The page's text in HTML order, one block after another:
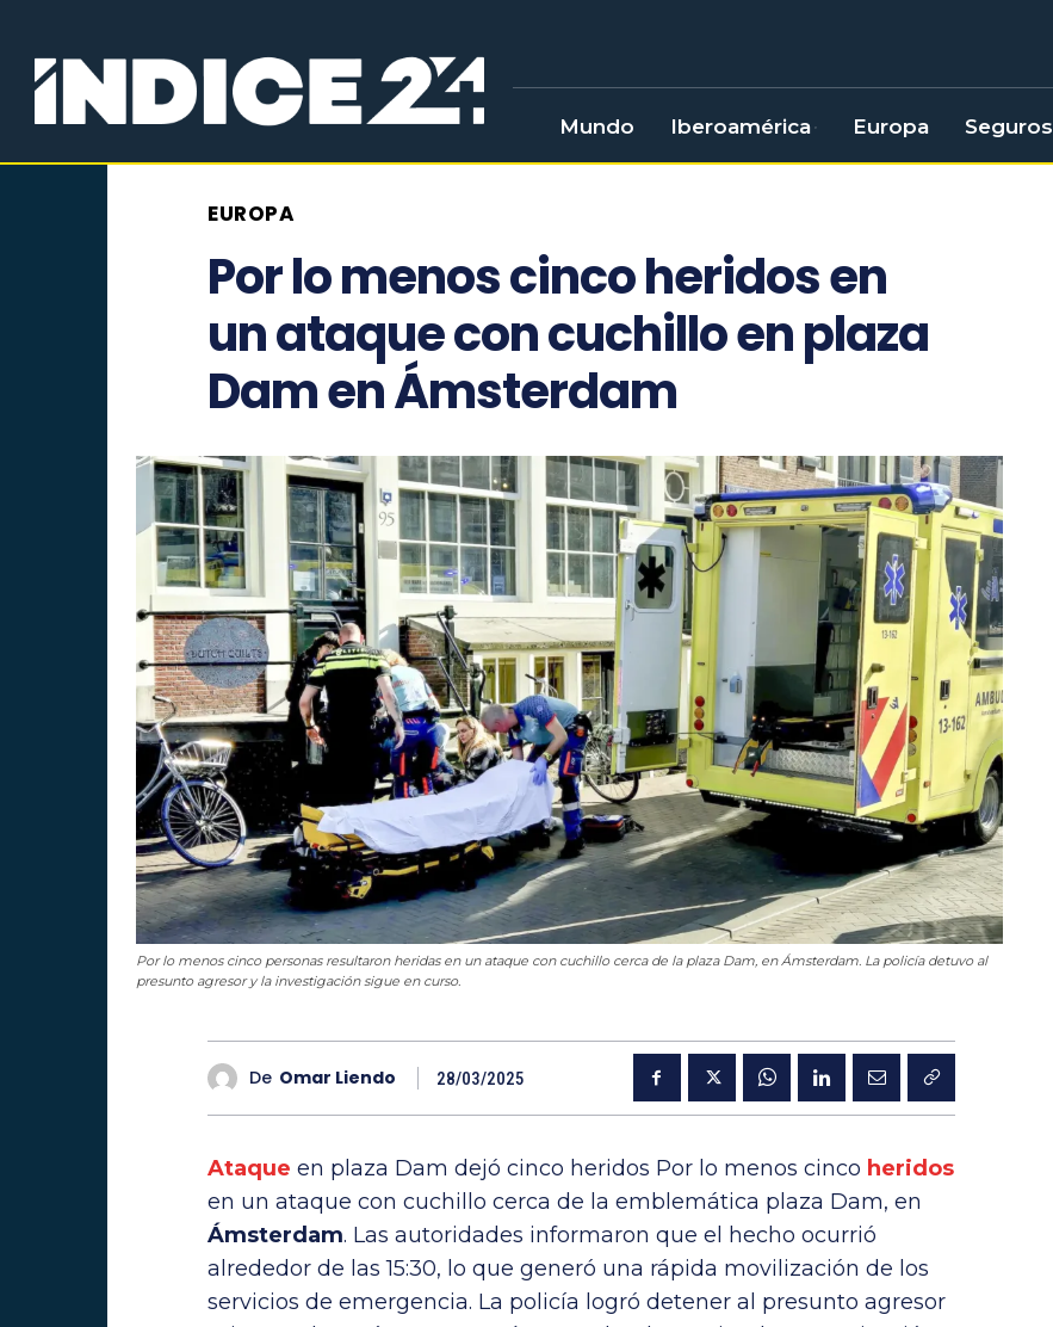
Mundo Iberoamérica Europa Seguros
EUROPA
Por lo menos cinco heridos en
un ataque con cuchillo en plaza
Dam en Ámsterdam
Por lo menos cinco personas resultaron heridas en un ataque con cuchillo cerca de la plaza Dam, en Ámsterdam. La policía detuvo al
presunto agresor y la investigación sigue en curso.
De Omar Liendo 28/03/2025
Ataque en plaza Dam dejó cinco heridos Por lo menos cinco heridos
en un ataque con cuchillo cerca de la emblemática plaza Dam, en
Ámsterdam. Las autoridades informaron que el hecho ocurrió
alrededor de las 15:30, lo que generó una rápida movilización de los
servicios de emergencia. La policía logró detener al presunto agresor